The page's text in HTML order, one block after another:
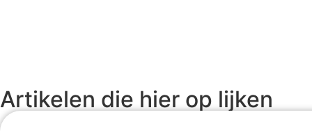
Artikelen die hier op lijken